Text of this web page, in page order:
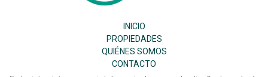
INICIO
PROPIEDADES
QUIÉNES SOMOS
CONTACTO